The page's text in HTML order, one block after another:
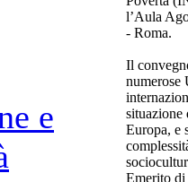
e
l’Aula
- Roma.
Il
numerose
situazione
Europa, e
Emerito di